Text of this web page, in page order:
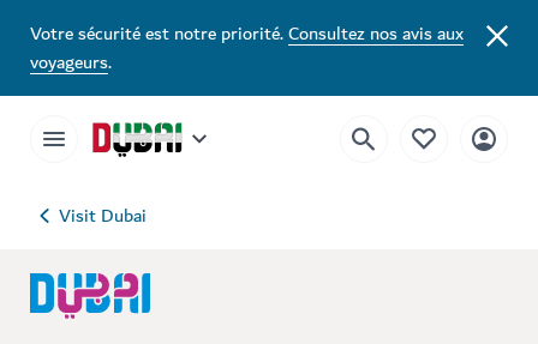
Votre sécurité est notre priorité.Consultez nos avis aux
voyageurs.
Visit Dubai